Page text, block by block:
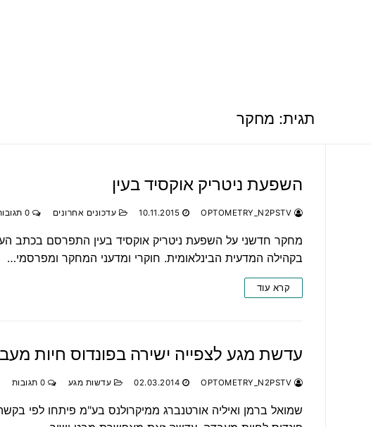
תגית: מחקר
השפעת ניטריק אוקסיד בעין
10.11.2015 עדכונים אחרונים
מחקר חדשני על השפעת ניטריק אוקסיד בעין התפרסם בכתב
בקהילה המדעית הבינלאומית. חוקרי ומדעני המחקר ומפרסמי…
קרא עוד
עדשת מגע לצפייה ישירה בפונדוס חיות
02.03.2014 עדשות מגע
שמואל ברמן ואיליה אורטנברג ממיקרולנס בע"מ פיתחו לפי